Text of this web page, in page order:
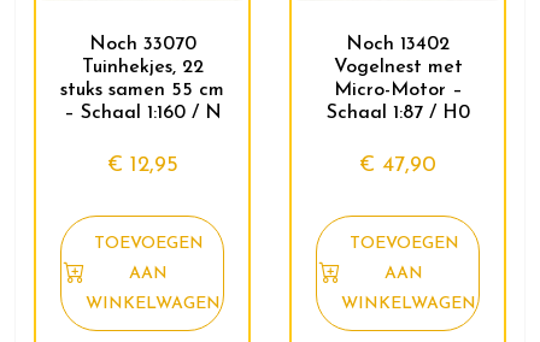
Noch 33070
Tuinhekjes, 22
stuks samen 55 cm
– Schaal 1:160 / N
€ 12,95
TOEVOEGEN
AAN
WINKELWAGEN
Noch 13402
Vogelnest met
Micro-Motor –
Schaal 1:87 / H0
€ 47,90
TOEVOEGEN
AAN
WINKELWAGEN